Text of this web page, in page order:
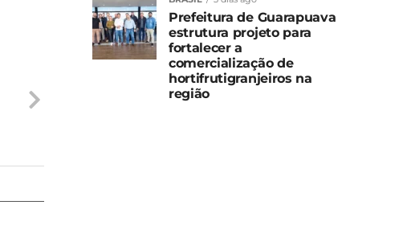
Prefeitura de Guarapuava
estrutura projeto para
fortalecer a
comercialização de
hortifrutigranjeiros na
região